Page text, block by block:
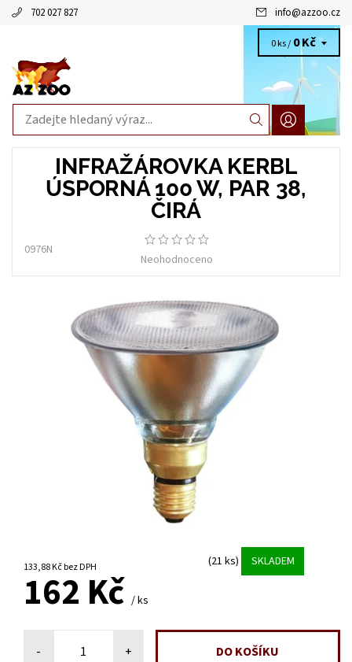
702 027 827 info@azzoo.cz
0 ks / 0 Kč
INFRAŽÁROVKA KERBL
ÚSPORNÁ 100 W, PAR 38,
ČIRÁ
0976N
Neohodnoceno
133,88 Kč bez DPH (21 ks) SKLADEM
162 Kč / ks
- +